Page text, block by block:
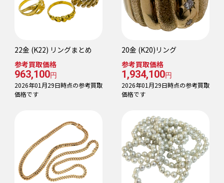
22金 (K22) リングまとめ
参考買取価格
963,100円
2026年01月29日時点の参考買取
価格です
20金 (K20)リング
参考買取価格
1,934,100円
2026年01月29日時点の参考買取
価格です